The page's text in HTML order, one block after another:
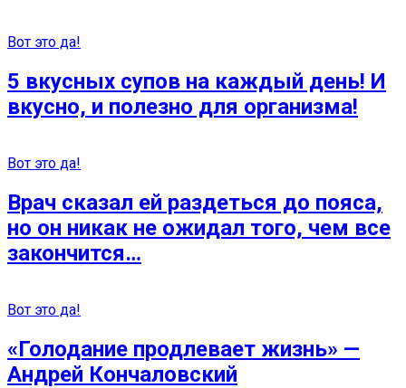
Вот это да!
5 вкусных супов на каждый день! И
вкусно, и полезно для организма!
Вот это да!
Врач сказал ей раздетьcя до пояса,
но он никак не ожидал того, чем все
закончится…
Вот это да!
«Голодание продлевает жизнь» —
Андрей Кончаловский